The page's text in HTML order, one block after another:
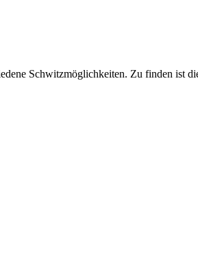
Schwitzmöglichkeiten. Zu finden ist